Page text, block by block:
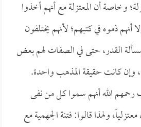
وخاصة أن المعتزلة مع أنهم أخذوا
أنهم ذموه في كتبهم؛ لأنهم يختلفون
القدر، حتى في الصفات لهم بعض
كانت حقيقة المذهب واحدة.
الله أنهم سموا كل من نفى
ولهذا قالوا: فتنة الجهمية مع